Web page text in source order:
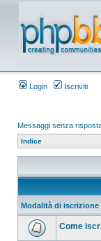
Login Iscriviti
Messaggi senza
Indice
Modalità di iscrizione
Come